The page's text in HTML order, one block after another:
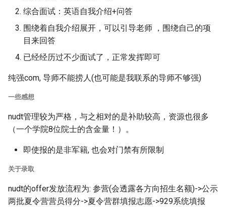
综合面试：英语自我介绍+问答
围绕着自我介绍展开，可以引导老师 ，围绕自己的项
目来回答
已经经历过不少面试了，正常发挥即可
纯强com, 导师不能捞人(也可能是我联系的导师不够强)
一些感想
nudt管理较为严格，与之相对的是补助较高，资源也很多
（一个学院8位院士的含金量！）。
即使报的是非军籍, 也会对门禁有所限制
关于录取
nudt的offer发放流程为: 参营(会透露各方向招生名额)->公示
两批夏令营营员得分->夏令营群填报志愿->929系统填报